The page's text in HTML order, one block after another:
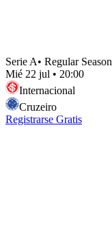
Serie A• Regular Season
Mié 22 jul • 20:00
Internacional
Cruzeiro
Registrarse Gratis